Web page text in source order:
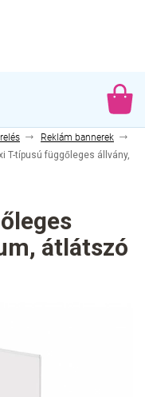
Reklám bannerek
T-típusú függőleges állvány,
átlátszó